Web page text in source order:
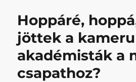
Hoppáré,
jöttek a
akadémisták a
csapathoz?